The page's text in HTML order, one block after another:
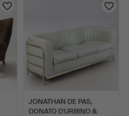
JONATHAN DE PAS,
DONATO D'URBINO &